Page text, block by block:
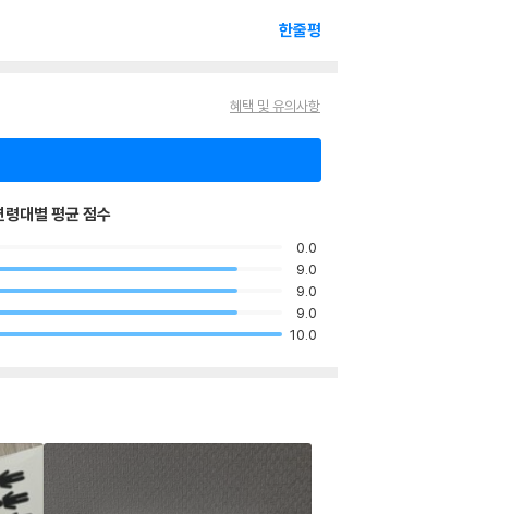
한줄평
혜택 및 유의사항
령대별 평균 점수
0.0
9.0
9.0
9.0
10.0